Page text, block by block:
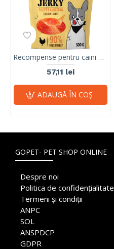
Recompense pentru caini Mr. Bandit JERKY, pui, 500g
57,11 lei
ADAUGĂ ÎN COŞ
GOPET- PET SHOP ONLINE
Despre noi
Politica de confidențialitate
Termeni și condiții
ANPC
SOL
ANSPDCP
GDPR